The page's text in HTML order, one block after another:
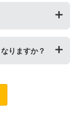
分離してから新
ーをご投稿いただ
。
いいたします。
ができません。
ください。な
合わせくださ
りますか？
すので、ご購入